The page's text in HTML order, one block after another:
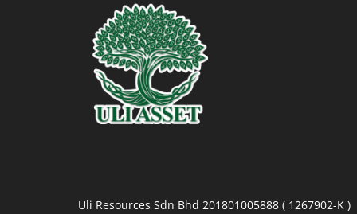
Uli Resources Sdn Bhd 201801005888 ( 1267902-K )